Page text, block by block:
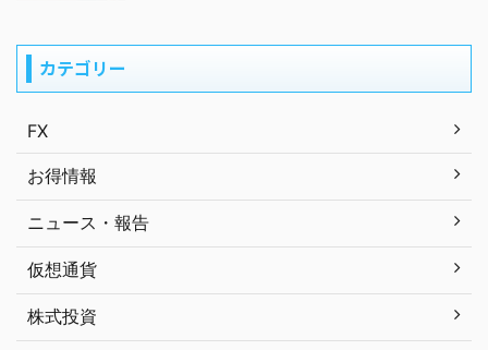
カテゴリー
FX
お得情報
ニュース・報告
仮想通貨
株式投資